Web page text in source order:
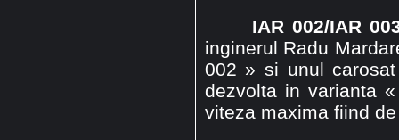
IAR 002/IAR
inginerul Radu
002 » si unul
dezvolta in varianta
viteza maxima fiind